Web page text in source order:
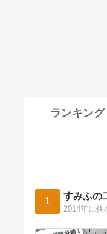
ランキング
1 すみふの